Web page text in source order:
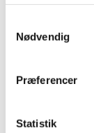
Nødvendig
Præferencer
Statistik
meddelt Anita
TID